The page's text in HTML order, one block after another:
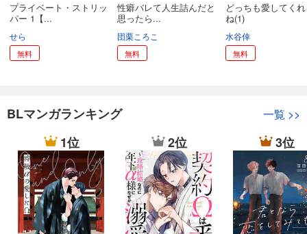
プライベート・ストリッ
パー 1【...
せら
無料
性癖バレて人生詰んだと
思ったら...
団栗ころこ
無料
どっちも愛してく
ね(1)
水谷倖
無料
BLマンガランキング 一覧 >>
1位 2位 3位